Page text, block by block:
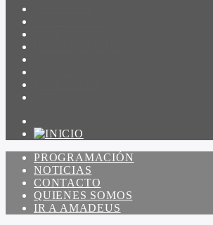
PROGRAMACIÓN
NOTICIAS
CONTACTO
QUIENES SOMOS
IR A AMADEUS